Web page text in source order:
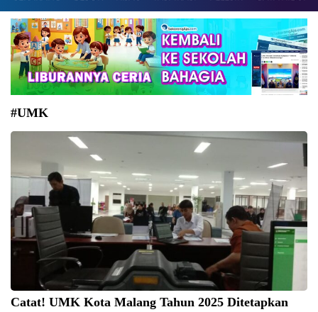
#UMK
Ilustrasi pekerja di Kota Malang.
Catat! UMK Kota Malang Tahun 2025 Ditetapkan